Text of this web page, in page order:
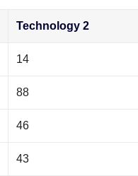
Technology 2
14
88
46
43